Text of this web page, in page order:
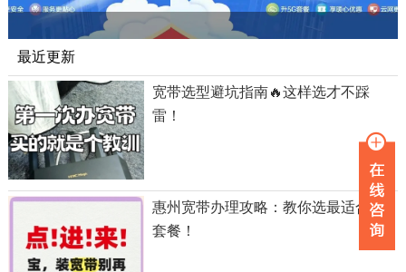
最近更新
宽带选型避坑指南🔥这样选才不踩
雷！
惠州宽带办理攻略：教你选最适合的
套餐！